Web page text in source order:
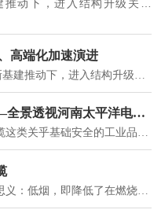
推动下，进入结构升级关键
势，市场格局持续优化。
高端化加速演进
实力铸就信任，匠心连接未来——全景透视河南太平洋电缆厂
在选择长期合作伙伴时，尤其是在电缆这类关乎基础安全的工业品上，供应商的“内在实力”远比一纸报价单更重要。今天，我们邀请您“云参观”河南太平洋电缆厂，透过每一个细节，看我们如何将“可靠”二字，铸入每一米电缆。
低烟无卤电力电缆是什么电缆？顾名思义：低烟，即降低了在燃烧时有害物体的产生；卤素对于人体来说是一种有毒气体，无卤就是没有毒气体的释放，通常是针对电缆遇火灾时而言的。低烟无卤电力电缆又可以称之为环保电缆，低烟无卤电缆大多数用于医院和对环境卫生要求比较严格的地方。